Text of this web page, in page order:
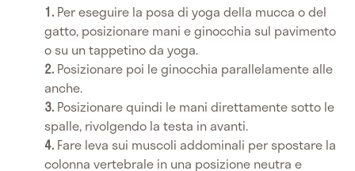
Per eseguire la posa di yoga della mucca o del
gatto, posizionare mani e ginocchia sul pavimento
o su un tappetino da yoga.
Posizionare poi le ginocchia parallelamente alle
anche.
Posizionare quindi le mani direttamente sotto le
spalle, rivolgendo la testa in avanti.
Fare leva sui muscoli addominali per spostare la
colonna vertebrale in una posizione neutra e